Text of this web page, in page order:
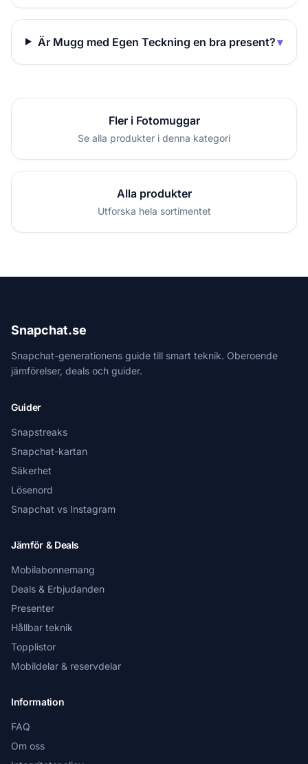
Är Mugg med Egen Teckning en bra present?▾
Fler i Fotomuggar
Se alla produkter i denna kategori
Alla produkter
Utforska hela sortimentet
Snapchat.se
Snapchat-generationens guide till smart teknik. Oberoende
jämförelser, deals och guider.
Guider
Snapstreaks
Snapchat-kartan
Säkerhet
Lösenord
Snapchat vs Instagram
Jämför & Deals
Mobilabonnemang
Deals & Erbjudanden
Presenter
Hållbar teknik
Topplistor
Mobildelar & reservdelar
Information
FAQ
Om oss